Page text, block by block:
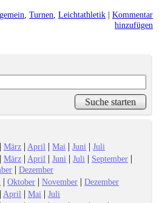
Turnen Leichtathletik | Kommentar
hinzufügen
|März | April |Mai |Juni |Juli
|März | April |Juni |Juli | September |
|Dezember
|Oktober |November |Dezember
| April |Mai |Juli